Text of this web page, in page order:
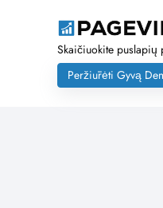
Skaičiuokite puslapių
Peržiūrėti Gyvą